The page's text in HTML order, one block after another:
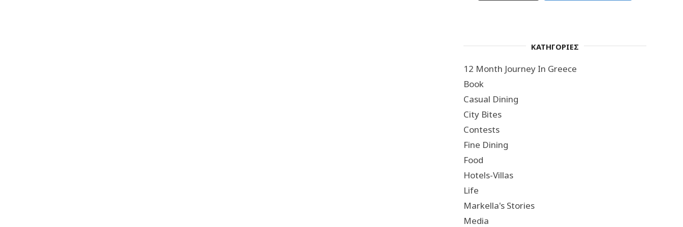
ΚΑΤΗΓΟΡΙΕΣ
12 Month Journey In Greece
Book
Casual Dining
City Bites
Contests
Fine Dining
Food
Hotels-Villas
Life
Markella's Stories
Media